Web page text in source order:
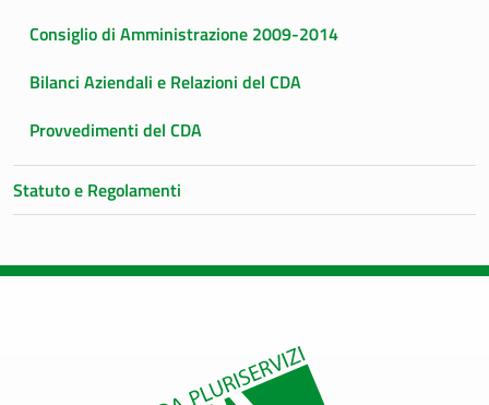
Consiglio di Amministrazione 2009-2014
Bilanci Aziendali e Relazioni del CDA
Provvedimenti del CDA
Statuto e Regolamenti